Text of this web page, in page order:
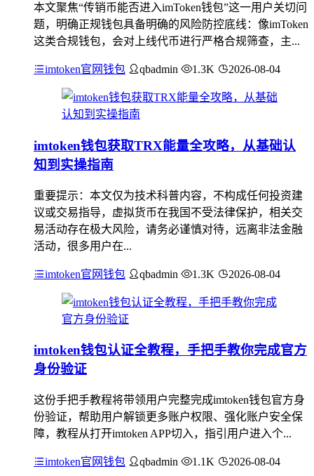
本文聚焦“传销币能否进入imToken钱包”这一用户关切问
题，明确正规钱包具备明确的风险防控底线：像imToken
这类合规钱包，会对上线代币进行严格合规筛查，主...
imtoken官网钱包 qbadmin 1.3K 2026-08-04
imtoken钱包获取TRX能量全攻略，从基础认
知到实操指南
重要提示：本文仅为技术科普内容，不构成任何投资建
议或交易指导，虚拟货币在我国不受法律保护，相关交
易活动存在极大风险，请务必谨慎对待，远离非法金融
活动，很多用户在...
imtoken官网钱包 qbadmin 1.3K 2026-08-04
imtoken钱包认证全教程，手把手教你完成官方
身份验证
这份手把手教程将带领用户完整完成imtoken钱包官方身
份验证，帮助用户解锁更多账户权限、强化账户安全保
障，教程从打开imtoken APP切入，指引用户进入个...
imtoken官网钱包 qbadmin 1.1K 2026-08-04